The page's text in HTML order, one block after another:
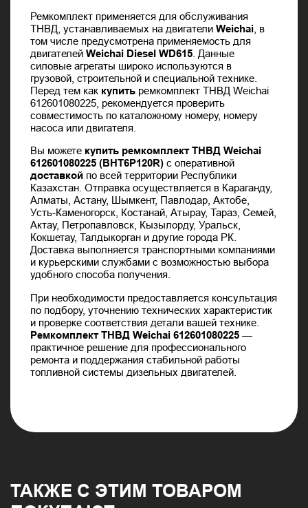
Ремкомплект применяется для обслуживания
ТНВД, устанавливаемых на двигателиWeichai , в
том числе предусмотрена применяемость для
двигателейWeichai Diesel WD615 . Данные
силовые агрегаты широко используются в
грузовой, строительной и специальной технике.
Перед тем как купить ремкомплект ТНВД Weichai
612601080225, рекомендуется проверить
совместимость по каталожному номеру, номеру
насоса или двигателя.
Вы можете купить ремкомплект ТНВД Weichai
612601080225 (BHT6P120R) с оперативной
доставкой по всей территории Республики
Казахстан. Отправка осуществляется в Караганду,
Алматы, Астану, Шымкент, Павлодар, Актобе,
Усть-Каменогорск, Костанай, Атырау, Тараз, Семей,
Актау, Петропавловск, Кызылорду, Уральск,
Кокшетау, Талдыкорган и другие города РК.
Доставка выполняется транспортными компаниями
и курьерскими службами с возможностью выбора
удобного способа получения.
При необходимости предоставляется консультация
по подбору, уточнению технических характеристик
и проверке соответствия детали вашей технике.
Ремкомплект ТНВД Weichai 612601080225 —
практичное решение для профессионального
ремонта и поддержания стабильной работы
топливной системы дизельных двигателей.
ТАКЖЕ С ЭТИМ ТОВАРОМ